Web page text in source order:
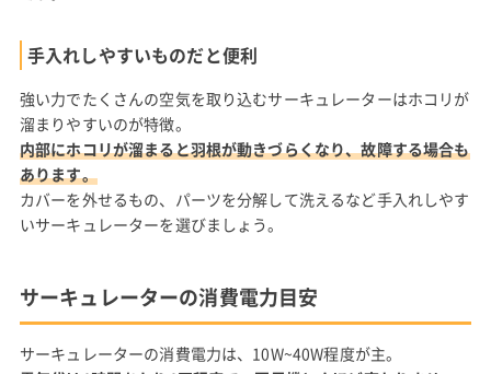
手入れしやすいものだと便利
強い力でたくさんの空気を取り込むサーキュレーターはホコリが
溜まりやすいのが特徴。
内部にホコリが溜まると羽根が動きづらくなり、故障する場合も
あります。
カバーを外せるもの、パーツを分解して洗えるなど手入れしやす
いサーキュレーターを選びましょう。
サーキュレーターの消費電力目安
サーキュレーターの消費電力は、10W~40W程度が主。